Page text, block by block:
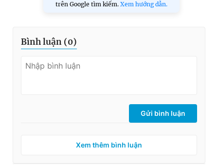
trên Google tìm kiếm. Xem hướng dẫn.
Bình luận (0)
Gửi bình luận
Xem thêm bình luận